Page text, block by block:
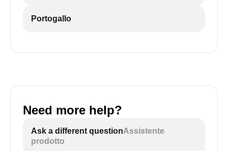
Portogallo
Need more help?
Ask a different questionAssistente
prodotto